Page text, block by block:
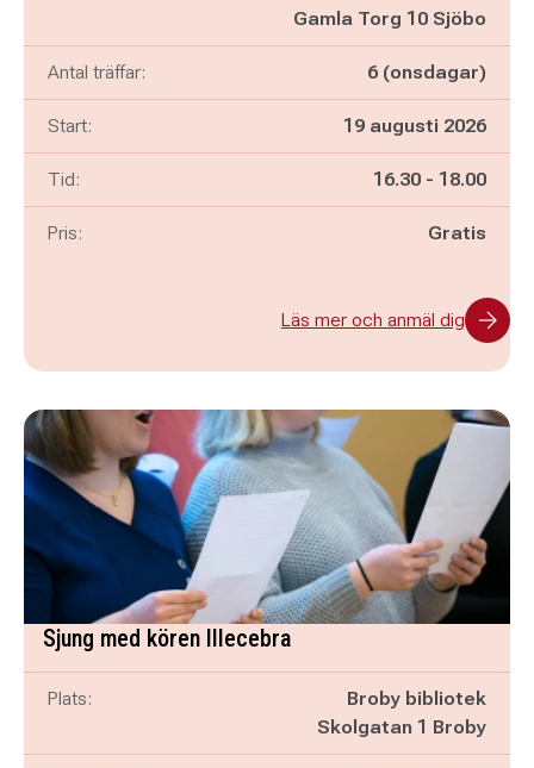
Gamla Torg 10 Sjöbo
Antal träffar: 6 (onsdagar)
Start: 19 augusti 2026
Tid: Pågår mellan
16.30 - och
18.00
Pris: Gratis
Läs mer och anmäl dig
Sjung med kören Illecebra
Plats:
Broby bibliotek
Skolgatan 1 Broby